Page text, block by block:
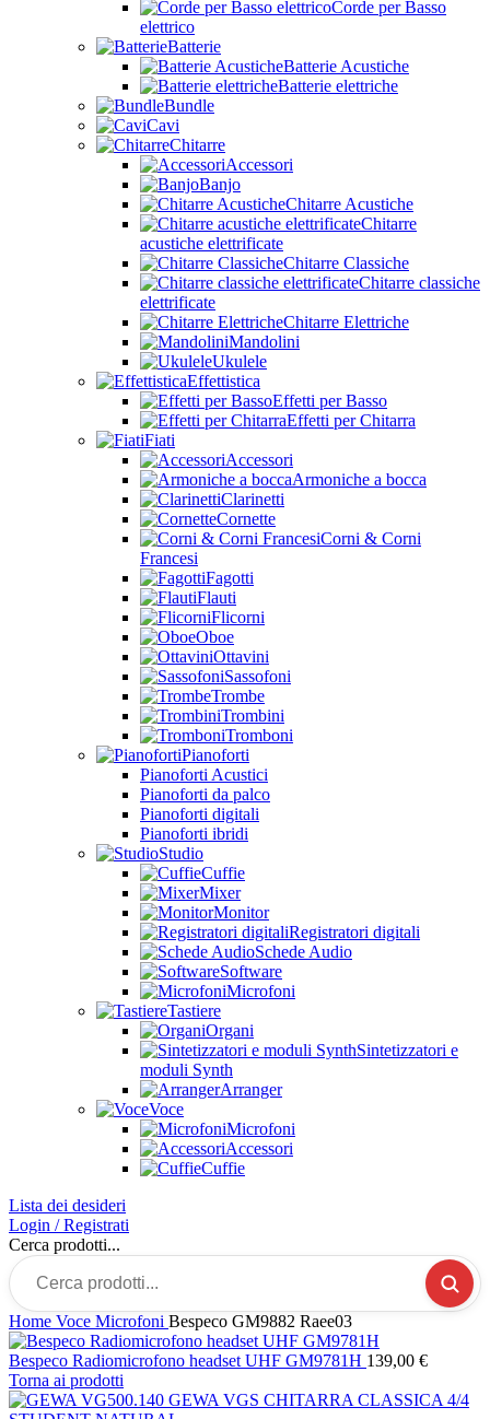
Corde per Basso
elettrico
Batterie
Batterie Acustiche
Batterie elettriche
Bundle
Cavi
Chitarre
Accessori
Banjo
Chitarre Acustiche
Chitarre
acustiche elettrificate
Chitarre Classiche
Chitarre classiche
elettrificate
Chitarre Elettriche
Mandolini
Ukulele
Effettistica
Effetti per Basso
Effetti per Chitarra
Fiati
Accessori
Armoniche a bocca
Clarinetti
Cornette
Corni & Corni
Francesi
Fagotti
Flauti
Flicorni
Oboe
Ottavini
Sassofoni
Trombe
Trombini
Tromboni
Pianoforti
Pianoforti Acustici
Pianoforti da palco
Pianoforti digitali
Pianoforti ibridi
Studio
Cuffie
Mixer
Monitor
Registratori digitali
Schede Audio
Software
Microfoni
Tastiere
Organi
Sintetizzatori e
moduli Synth
Arranger
Voce
Microfoni
Accessori
Cuffie
Lista dei desideri
Login / Registrati
Cerca prodotti...
Home Voce Microfoni Bespeco GM9882 Raee03
Bespeco Radiomicrofono headset UHF GM9781H 139,00 €
Torna ai prodotti